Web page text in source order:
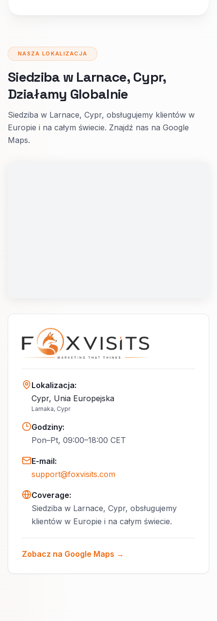
NASZA LOKALIZACJA
Siedziba w Larnace, Cypr,
Działamy Globalnie
Siedziba w Larnace, Cypr, obsługujemy klientów w
Europie i na całym świecie. Znajdź nas na Google
Maps.
Lokalizacja:
Cypr, Unia Europejska
Larnaka, Cypr
Godziny:
Pon–Pt, 09:00–18:00 CET
E-mail:
support@foxvisits.com
Coverage:
Siedziba w Larnace, Cypr, obsługujemy
klientów w Europie i na całym świecie.
Zobacz na Google Maps →